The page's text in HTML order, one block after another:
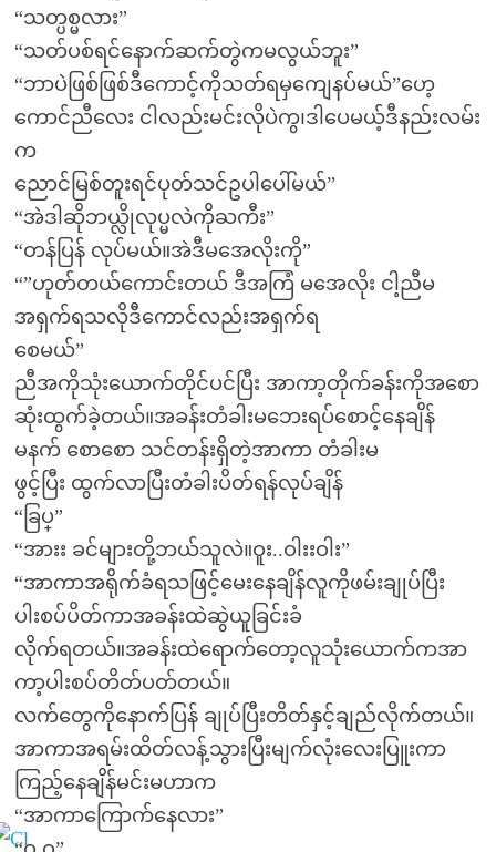
“သတ္ပစ္မလား”
“သတ်ပစ်ရင်နောက်ဆက်တွဲကမလွယ်ဘူး”
“ဘာပဲဖြစ်ဖြစ်ဒီကောင့်ကိုသတ်ရမှကျေနပ်မယ်”ဟေ့
ကောင်ညီလေး ငါလည်းမင်းလိုပဲကွ၊ဒါပေမယ့်ဒီနည်းလမ်း
က
ညောင်မြစ်တူးရင်ပုတ်သင်ဥပါပေါ်မယ်”
“အဲဒါဆိုဘယ္လိုလုပ္မလဲကိုႀကီး”
“တန်ပြန် လုပ်မယ်။အဲဒီမအေလိုးကို”
“”ဟုတ်တယ်ကောင်းတယ် ဒီအကြံ မအေလိုး ငါ့ညီမ
အရှက်ရသလိုဒီကောင်လည်းအရှက်ရ
စေမယ်”
ညီအကိုသုံးယောက်တိုင်ပင်ပြီး အာကာ့တိုက်ခန်းကိုအစော
ဆုံးထွက်ခဲ့တယ်။အခန်းတံခါးမဘေးရပ်စောင့်နေချိန်
မနက် စောစော သင်တန်းရှိတဲ့အာကာ တံခါးမ
ဖွင့်ပြီး ထွက်လာပြီးတံခါးပိတ်ရန်လုပ်ချိန်
“ခြပ္”
“အားး ခင်များတို့ဘယ်သူလဲ။ဝူး..ဝါးးဝါး”
“အာကာအရိုက်ခံရသဖြင့်မေးနေချိန်လူကိုဖမ်းချုပ်ပြီး
ပါးစပ်ပိတ်ကာအခန်းထဲဆွဲယူခြင်းခံ
လိုက်ရတယ်။အခန်းထဲရောက်တော့လူသုံးယောက်ကအာ
ကာ့ပါးစပ်တိတ်ပတ်တယ်။
လက်တွေကိုနောက်ပြန် ချုပ်ပြီးတိတ်နှင့်ချည်လိုက်တယ်။
အာကာအရမ်းထိတ်လန့်သွားပြီးမျက်လုံးလေးပြူးကာ
ကြည့်နေချိန်မင်းမဟာက
“အာကာကြောက်နေလား”